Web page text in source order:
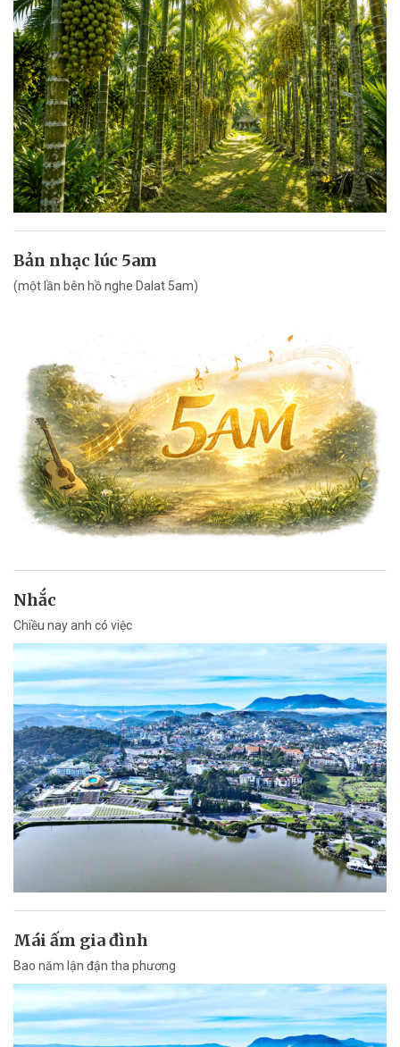
Bản nhạc lúc 5am
(một lần bên hồ nghe Dalat 5am)
Nhắc
Chiều nay anh có việc
Mái ấm gia đình
Bao năm lận đận tha phương